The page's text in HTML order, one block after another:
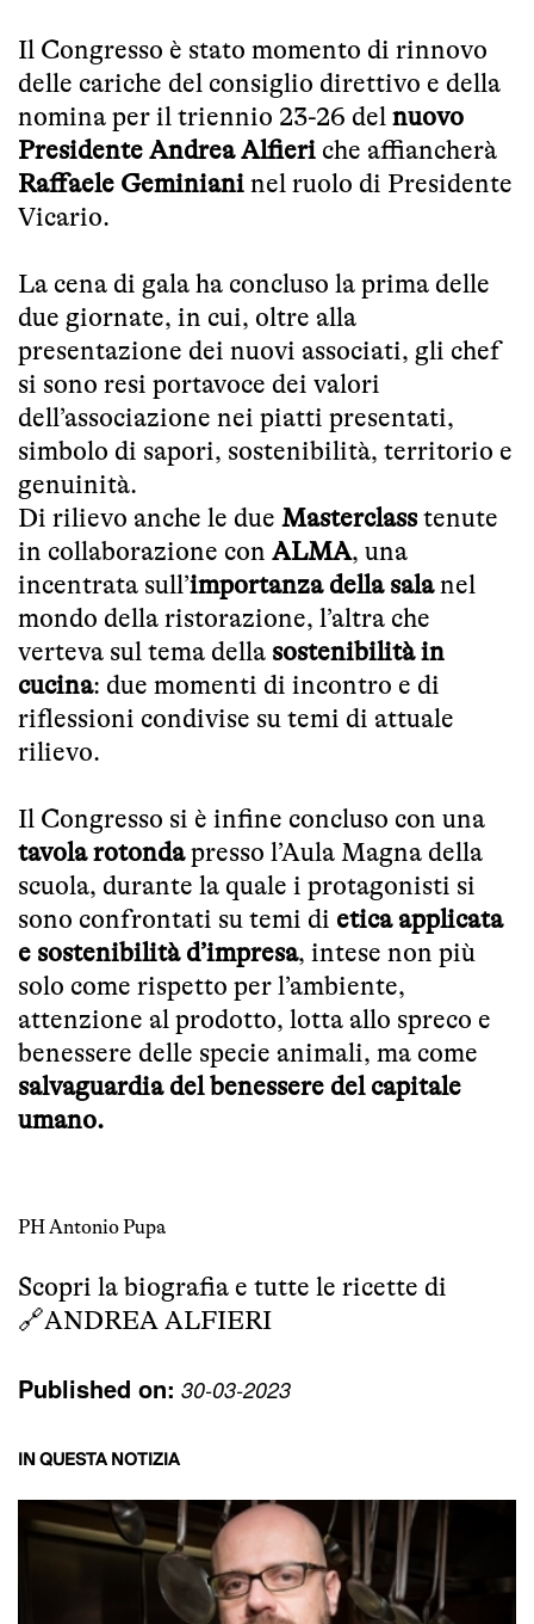
Il Congresso è stato momento di rinnovo
delle cariche del consiglio direttivo e della
nomina per il triennio 23-26 del nuovo
Presidente Andrea Alfieri che affiancherà
Raffaele Geminiani nel ruolo di Presidente
Vicario.
La cena di gala ha concluso la prima delle
due giornate, in cui, oltre alla
presentazione dei nuovi associati, gli chef
si sono resi portavoce dei valori
dell’associazione nei piatti presentati,
simbolo di sapori, sostenibilità, territorio e
genuinità.
Di rilievo anche le due Masterclasstenute
in collaborazione con ALMA, una
incentrata sull’importanza della salanel
mondo della ristorazione, l’altra che
verteva sul tema della sostenibilità in
cucina: due momenti di incontro e di
riflessioni condivise su temi di attuale
rilievo.
Il Congresso si è infine concluso con una
tavola rotondapresso l’Aula Magna della
scuola, durante la quale i protagonisti si
sono confrontati su temi di etica applicata
e sostenibilità d’impresa, intese non più
solo come rispetto per l’ambiente,
attenzione al prodotto, lotta allo spreco e
benessere delle specie animali, ma come
salvaguardia del benessere del capitale
umano.
PH Antonio Pupa
Scopri la biografia e tutte le ricette di
🔗ANDREA ALFIERI
Published on: 30-03-2023
IN QUESTA NOTIZIA